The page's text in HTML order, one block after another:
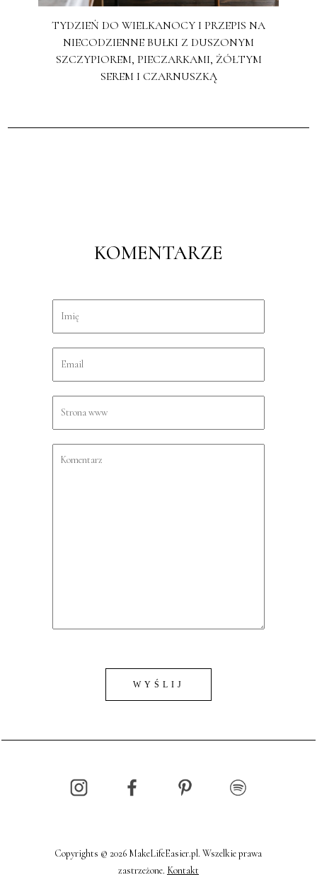
TYDZIEŃ DO WIELKANOCY I PRZEPIS NA
NIECODZIENNE BUŁKI Z DUSZONYM
SZCZYPIOREM, PIECZARKAMI, ŻÓŁTYM
SEREM I CZARNUSZKĄ
KOMENTARZE
Copyrights © 2026 MakeLifeEasier.pl. Wszelkie prawa
zastrzeżone. Kontakt